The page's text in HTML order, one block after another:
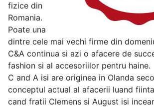
fizice din
Romania.
Poate una
dintre cele mai vechi firme din
C&A continua si azi o afacere de
fashion si al accesoriilor pentru haine.
C and A isi are originea in Olanda
conceptul actual al afacerii luand
cand fratii Clemens si August isi